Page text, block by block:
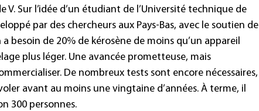
Sur l’idée d’un étudiant de l’Université technique de
par des chercheurs aux Pays-Bas, avec le soutien de
a besoin de 20% de kérosène de moins qu’un appareil
plus léger. Une avancée prometteuse, mais
De nombreux tests sont encore nécessaires,
avant au moins une vingtaine d’années. À terme, il
300 personnes.